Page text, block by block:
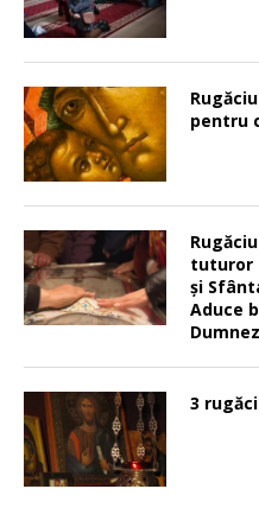
pentru
tuturor
şi
Aduce
3